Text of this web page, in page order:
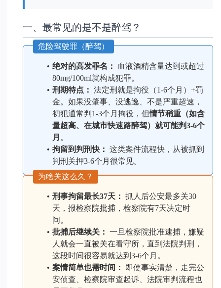
一、最常见的是不是醉驾？
危险驾驶罪（醉驾）
绝对的高发罪名：
血液酒精含量达到或超过
80mg/100ml就构成犯罪。
刑期特点： 法定刑就是拘役（1-6个月）+罚
金。如果没肇事、没逃逸、不是严重超速，
初犯通常判1-3个月拘役，但情节稍重（如含
量超高、在城市快速路醉驾）就可能判3-6个
月 。
拘留到判刑快： 这类案件流程快，从被抓到
判刑关押3-6个月很常见。
为啥关这么久？
刑事拘留最长37天： 抓人后公安最多关30
天，报检察院批捕，检察院有7天决定时
间。
批捕后继续关： 一旦检察院批准逮捕，嫌疑
人就会一直被关在看守所，直到法院判刑，
这段时间很容易就达到3-6个月。
案情简单也需时间：
即使事实清楚，走完公
安侦查、检察院审查起诉、法院审判流程也